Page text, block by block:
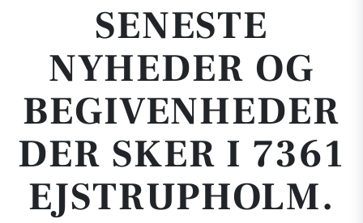
SENESTE
NYHEDER OG
BEGIVENHEDER
DER SKER I 7361
EJSTRUPHOLM.